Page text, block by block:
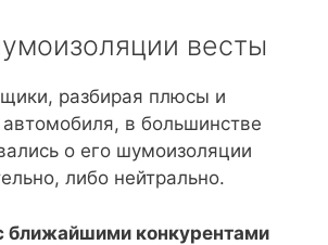
весты
разбирая плюсы и
в большинстве
о его шумоизоляции
либо нейтрально.
ближайшими конкурентами